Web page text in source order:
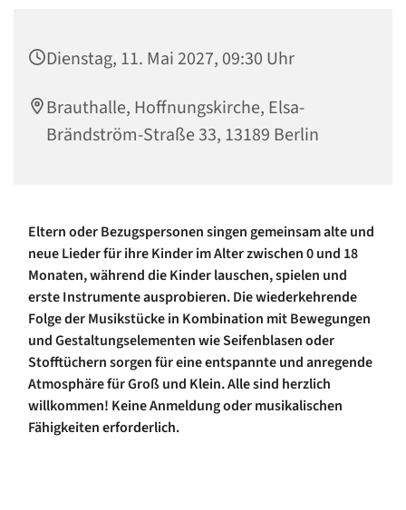
Dienstag, 11. Mai 2027, 09:30 Uhr
Brauthalle, Hoffnungskirche, Elsa-
Brändström-Straße 33, 13189 Berlin
Eltern oder Bezugspersonen singen gemeinsam alte und
neue Lieder für ihre Kinder im Alter zwischen 0 und 18
Monaten, während die Kinder lauschen, spielen und
erste Instrumente ausprobieren. Die wiederkehrende
Folge der Musikstücke in Kombination mit Bewegungen
und Gestaltungselementen wie Seifenblasen oder
Stofftüchern sorgen für eine entspannte und anregende
Atmosphäre für Groß und Klein. Alle sind herzlich
willkommen! Keine Anmeldung oder musikalischen
Fähigkeiten erforderlich.